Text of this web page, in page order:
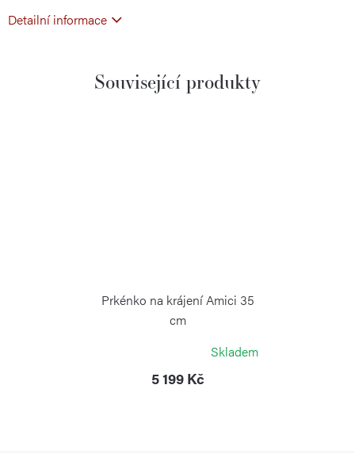
Detailní informace
Související produkty
Prkénko na krájení Amici 35
cm
Skladem
5 199 Kč